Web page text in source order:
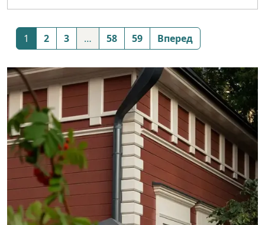
Posts
navigation
1 2 3 … 58 59 Вперед